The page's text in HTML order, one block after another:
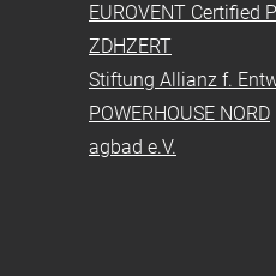
EUROVENT Certified
ZDHZERT
Stiftung Allianz f.
POWERHOUSE NORD
agbad e.V.